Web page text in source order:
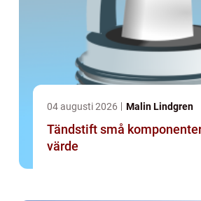
04 augusti 2026 Malin Lindgren
Tändstift små komponenter med stort
värde